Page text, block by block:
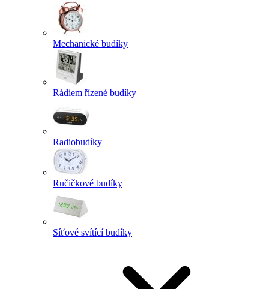
Mechanické budíky
Rádiem řízené budíky
Radiobudíky
Ručičkové budíky
Síťové svítící budíky